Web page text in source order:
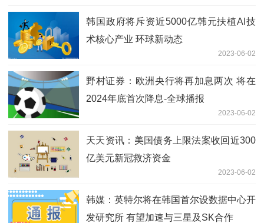
韩国政府将斥资近5000亿韩元扶植AI技
术核心产业 环球新动态
2023-06-02
野村证券：欧洲央行将再加息两次 将在
2024年底首次降息-全球播报
2023-06-02
天天资讯：美国债务上限法案收回近300
亿美元新冠救济资金
2023-06-02
韩媒：英特尔将在韩国首尔设数据中心开
发研究所 有望加速与三星及SK合作